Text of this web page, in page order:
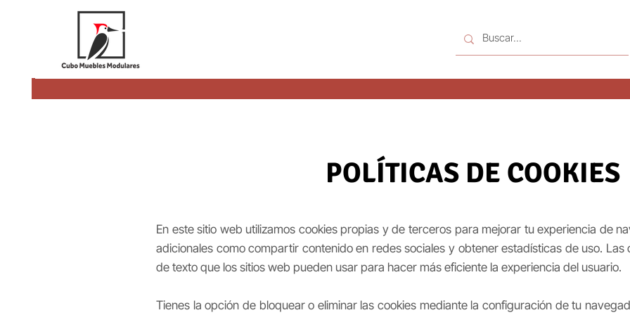
POLÍTICAS DE COOKIES
En este sitio web utilizamos cookies propias y de terceros para mejorar tu experiencia de
adicionales como compartir contenido en redes sociales y obtener estadísticas de uso. Las
de texto que los sitios web pueden usar para hacer más eficiente la experiencia del usuario.
Tienes la opción de bloquear o eliminar las cookies mediante la configuración de tu